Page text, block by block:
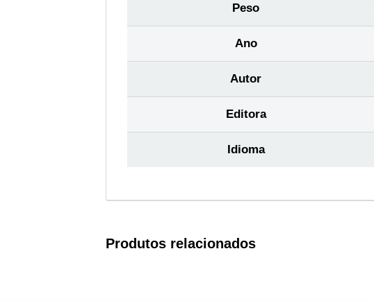
Peso
Ano
Autor
Editora
Idioma
Produtos relacionados